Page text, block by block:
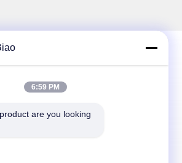
pour des réductions et plus
6:59 PM
are you looking